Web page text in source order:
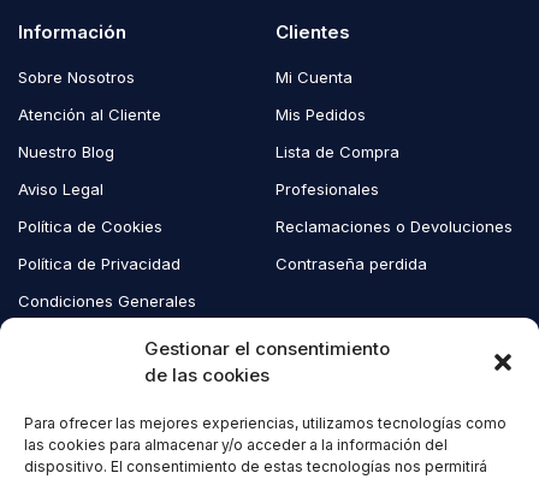
Gestionar el consentimiento
de las cookies
Para ofrecer las mejores experiencias, utilizamos tecnologías como
las cookies para almacenar y/o acceder a la información del
dispositivo. El consentimiento de estas tecnologías nos permitirá
Información
Sobre Nosotros
Atención al Cliente
Nuestro Blog
Aviso Legal
Política de Cookies
Política de Privacidad
Condiciones Generales
Clientes
Mi Cuenta
Mis Pedidos
Lista de Compra
Profesionales
Reclamaciones o Devoluciones
Contraseña perdida
Copyright © 2023 EcoAndes. Todos los derechos reservados.